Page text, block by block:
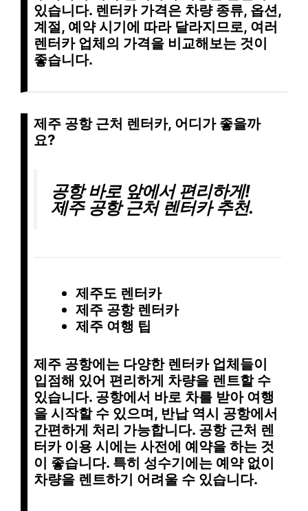
있습니다. 렌터카 가격은 차량 종류, 옵션,
계절, 예약 시기에 따라 달라지므로, 여러
렌터카 업체의 가격을 비교해보는 것이
좋습니다.
제주 공항 근처 렌터카, 어디가 좋을까
요?
공항 바로 앞에서 편리하게!
제주 공항 근처 렌터카 추천.
제주도 렌터카
제주 공항 렌터카
제주 여행 팁
제주 공항에는 다양한 렌터카 업체들이
입점해 있어 편리하게 차량을 렌트할 수
있습니다. 공항에서 바로 차를 받아 여행
을 시작할 수 있으며, 반납 역시 공항에서
간편하게 처리 가능합니다. 공항 근처 렌
터카 이용 시에는 사전에 예약을 하는 것
이 좋습니다. 특히 성수기에는 예약 없이
차량을 렌트하기 어려울 수 있습니다.